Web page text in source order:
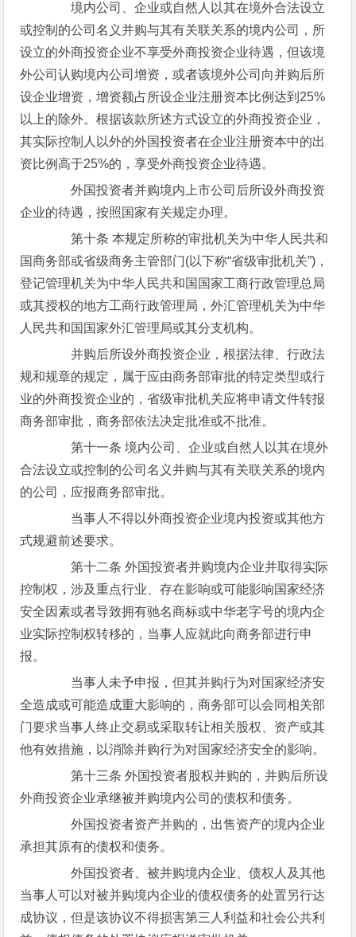
境内公司、企业或自然人以其在境外合法设立
或控制的公司名义并购与其有关联关系的境内公司，所
设立的外商投资企业不享受外商投资企业待遇，但该境
外公司认购境内公司增资，或者该境外公司向并购后所
设企业增资，增资额占所设企业注册资本比例达到25%
以上的除外。根据该款所述方式设立的外商投资企业，
其实际控制人以外的外国投资者在企业注册资本中的出
资比例高于25%的，享受外商投资企业待遇。
外国投资者并购境内上市公司后所设外商投资
企业的待遇，按照国家有关规定办理。
第十条 本规定所称的审批机关为中华人民共和
国商务部或省级商务主管部门(以下称“省级审批机关”)，
登记管理机关为中华人民共和国国家工商行政管理总局
或其授权的地方工商行政管理局，外汇管理机关为中华
人民共和国国家外汇管理局或其分支机构。
并购后所设外商投资企业，根据法律、行政法
规和规章的规定，属于应由商务部审批的特定类型或行
业的外商投资企业的，省级审批机关应将申请文件转报
商务部审批，商务部依法决定批准或不批准。
第十一条 境内公司、企业或自然人以其在境外
合法设立或控制的公司名义并购与其有关联关系的境内
的公司，应报商务部审批。
当事人不得以外商投资企业境内投资或其他方
式规避前述要求。
第十二条 外国投资者并购境内企业并取得实际
控制权，涉及重点行业、存在影响或可能影响国家经济
安全因素或者导致拥有驰名商标或中华老字号的境内企
业实际控制权转移的，当事人应就此向商务部进行申
报。
当事人未予申报，但其并购行为对国家经济安
全造成或可能造成重大影响的，商务部可以会同相关部
门要求当事人终止交易或采取转让相关股权、资产或其
他有效措施，以消除并购行为对国家经济安全的影响。
第十三条 外国投资者股权并购的，并购后所设
外商投资企业承继被并购境内公司的债权和债务。
外国投资者资产并购的，出售资产的境内企业
承担其原有的债权和债务。
外国投资者、被并购境内企业、债权人及其他
当事人可以对被并购境内企业的债权债务的处置另行达
成协议，但是该协议不得损害第三人利益和社会公共利